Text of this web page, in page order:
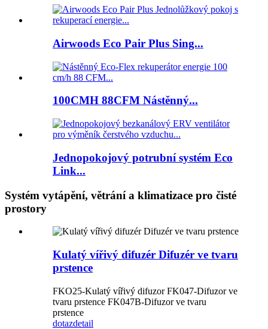
Airwoods Eco Pair Plus Sing...
100CMH 88CFM Nástěnný...
Jednopokojový potrubní systém Eco
Link...
Systém vytápění, větrání a klimatizace pro čisté
prostory
Kulatý vířivý difuzér Difuzér ve tvaru
prstence
FKO25-Kulatý vířivý difuzor FK047-Difuzor ve
tvaru prstence FK047B-Difuzor ve tvaru
prstence
dotazdetail